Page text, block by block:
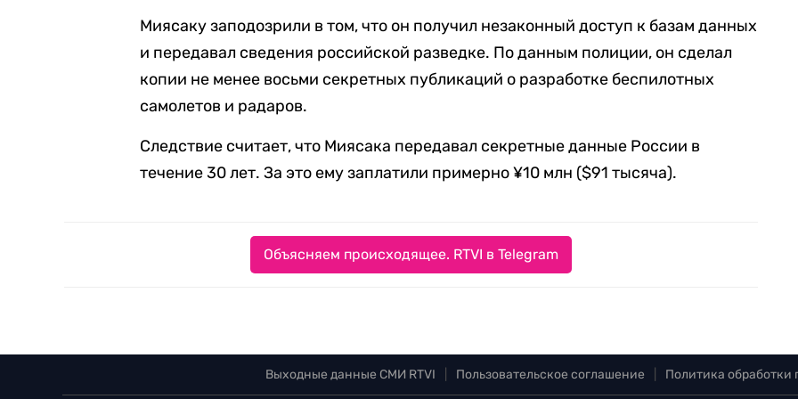
Миясаку заподозрили в том, что он получил незаконный доступ к базам данных
и передавал сведения российской разведке. По данным полиции, он сделал
копии не менее восьми секретных публикаций о разработке беспилотных
самолетов и радаров.
Следствие считает, что Миясака передавал секретные данные России в
течение 30 лет. За это ему заплатили примерно ¥10 млн ($91 тысяча).
Объясняем происходящее. RTVI в Telegram
Выходные данные СМИ RTVI Пользовательское соглашение Политика